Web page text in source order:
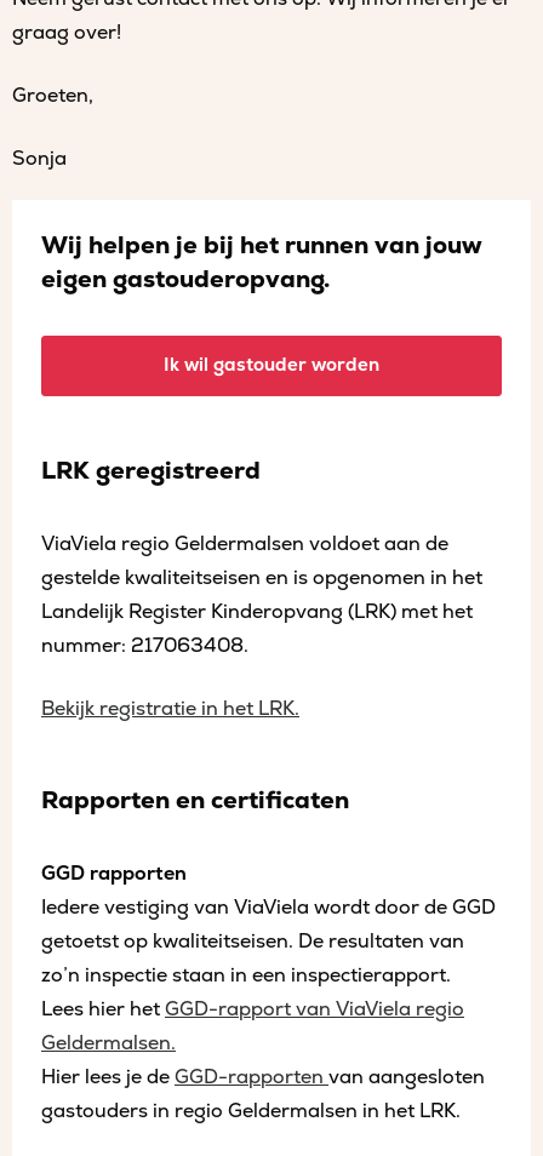
graag over!
Groeten,
Sonja
Wij helpen je bij het runnen van jouw
eigen gastouderopvang.
Ik wil gastouder worden
LRK geregistreerd
ViaViela regio Geldermalsen voldoet aan de
gestelde kwaliteitseisen en is opgenomen in het
Landelijk Register Kinderopvang (LRK) met het
nummer: 217063408.
Bekijk registratie in het LRK.
Rapporten en certificaten
GGD rapporten
Iedere vestiging van ViaViela wordt door de GGD
getoetst op kwaliteitseisen. De resultaten van
zo’n inspectie staan in een inspectierapport.
Lees hier het GGD-rapport van ViaViela regio
Geldermalsen.
Hier lees je de GGD-rapporten van aangesloten
gastouders in regio Geldermalsen in het LRK.